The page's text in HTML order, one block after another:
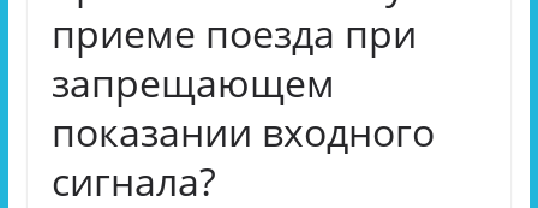
приеме поезда при
запрещающем
показании входного
сигнала?